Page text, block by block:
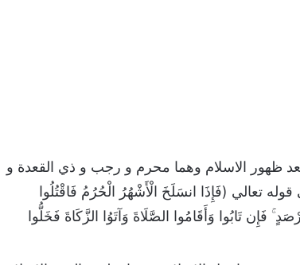
ظهور الاسلام وهما محرم و رجب و ذي القعدة و
تعالي (فَإِذَا انسَلَخَ الْأَشْهُرُ الْحُرُمُ فَاقْتُلُوا
تَابُوا وَأَقَامُوا الصَّلَاةَ وَآتَوُا الزَّكَاةَ فَخَلُّوا